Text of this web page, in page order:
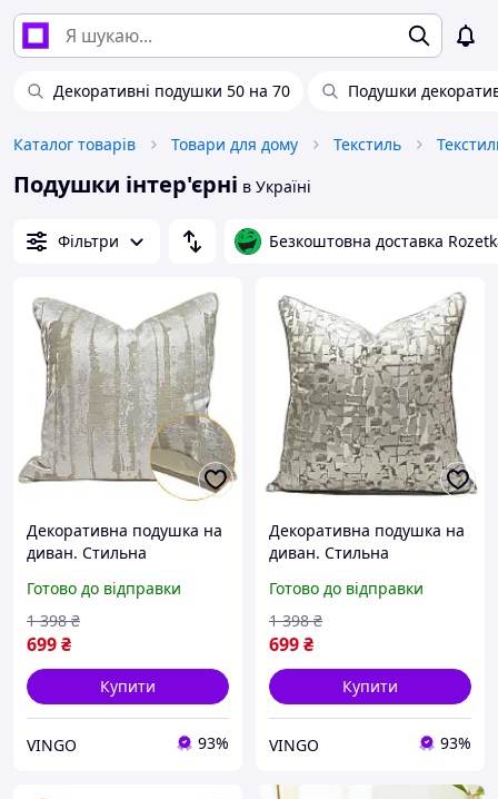
Декоративні подушки 50 на 70 Подушки
Каталог товарів Товари для дому Текстиль
Подушки інтер'єрні в Україні
Фільтри Безкоштовна доставка
Декоративна подушка на
диван. Стильна
Сучасна дизайнерська
подушка 45*45, стиль 1
Готово до відправки
699₴
1 398 ₴
Купити
VINGO 93%
Декоративна подушка на
диван. Стильна
Сучасна дизайнерська
подушка 45*45, стиль 7
Готово до відправки
699₴
1 398 ₴
Купити
VINGO 93%